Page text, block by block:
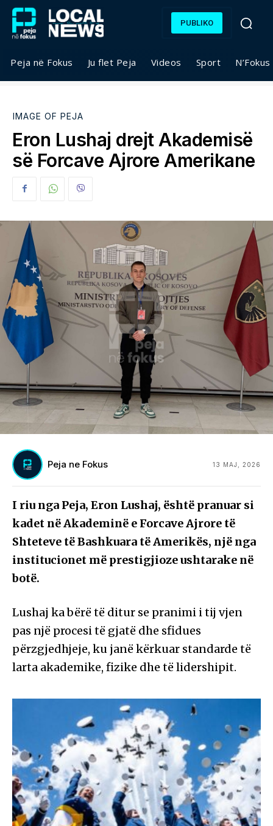
PUBLIKO
Peja në Fokus Ju flet Peja Videos Sport
IMAGE OF PEJA
Eron Lushaj drejt Akademisë
së Forcave Ajrore Amerikane
Peja ne Fokus 13 MAJ, 2026
I riu nga Peja, Eron Lushaj, është pranuar si
kadet në Akademinë e Forcave Ajrore të
Shteteve të Bashkuara të Amerikës, një nga
institucionet më prestigjioze ushtarake në
botë.
Lushaj ka bërë të ditur se pranimi i tij vjen
pas një procesi të gjatë dhe sfidues
përzgjedhjeje, ku janë kërkuar standarde të
larta akademike, fizike dhe të lidershipit.